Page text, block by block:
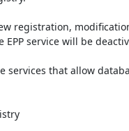
registration,
EPP service will be
services that allow